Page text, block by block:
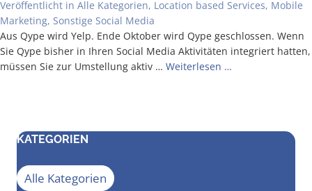
Veröffentlicht in Alle Kategorien, Location based Services, Mobile
Marketing, Sonstige Social Media
Aus Qype wird Yelp. Ende Okto­ber wird Qype geschlos­sen. Wenn
Sie Qype bis­her in Ihren Social Media Akti­vi­tä­ten inte­griert hat­ten,
müs­sen Sie zur Umstel­lung aktiv … Wei­ter­le­sen …
KATEGORIEN
Alle Kategorien